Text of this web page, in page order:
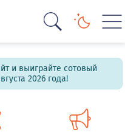
и выиграйте сотовый
2026 года!